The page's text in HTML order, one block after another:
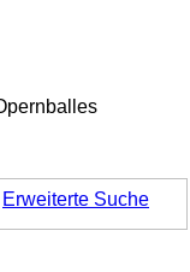
Erweiterte Suche